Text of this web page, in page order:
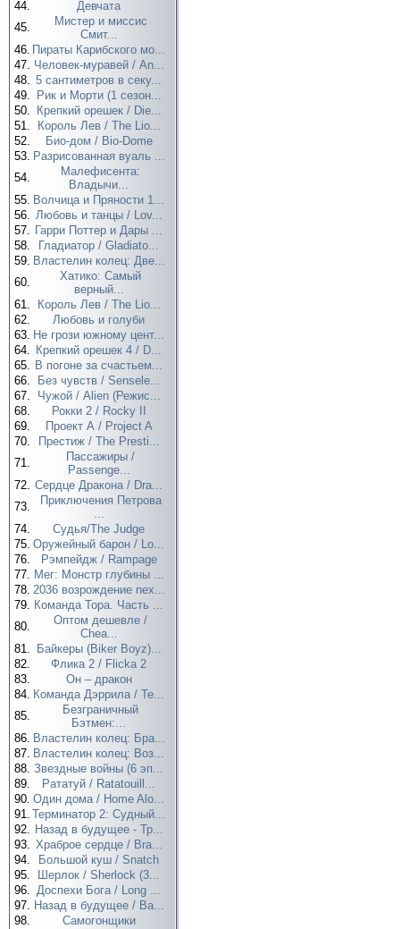
44.
Девчата
45.
Мистер и миссис
Смит...
46. Пираты Карибского мо...
47. Человек-муравей / An...
48. 5 сантиметров в секу...
49.
Рик и Морти (1 сезон...
50.
Крепкий орешек / Die...
51.
Король Лев / The Lio...
52.
Био-дом / Bio-Dome
53. Разрисованная вуаль ...
54.
Малефисента:
Владычи...
55. Волчица и Пряности 1...
56. Любовь и танцы / Lov...
57. Гарри Поттер и Дары ...
58.
Гладиатор / Gladiato...
59. Властелин колец: Две...
60.
Хатико: Самый
верный...
61.
Король Лев / The Lio...
62.
Любовь и голуби
63. Не грози южному цент...
64. Крепкий орешек 4 / D...
65. В погоне за счастьем...
66.
Без чувств / Sensele...
67.
Чужой / Alien (Режис...
68.
Рокки 2 / Rocky II
69.
Проект А / Project A
70.
Престиж / The Presti...
71.
Пассажиры /
Passenge...
72. Сердце Дракона / Dra...
73.
Приключения Петрова
...
74.
Судья/The Judge
75. Оружейный барон / Lo...
76.
Рэмпейдж / Rampage
77. Мег: Монстр глубины ...
78. 2036 возрождение nex...
79. Команда Тора. Часть ...
80.
Оптом дешевле /
Chea...
81.
Байкеры (Biker Boyz)...
82.
Флика 2 / Flicka 2
83.
Он – дракон
84. Команда Дэррила / Te...
85.
Безграничный
Бэтмен:...
86. Властелин колец: Бра...
87. Властелин колец: Воз...
88. Звездные войны (6 эп...
89.
Рататуй / Ratatouill...
90. Один дома / Home Alo...
91. Терминатор 2: Судный...
92. Назад в будущее - Тр...
93. Храброе сердце / Bra...
94.
Большой куш / Snatch
95.
Шерлок / Sherlock (3...
96. Доспехи Бога / Long ...
97. Назад в будущее / Ba...
98.
Самогонщики